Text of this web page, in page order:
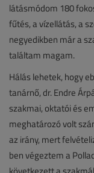
látásmódom 180
fűtés, a vízellátás, a
negyedikben már a
találtam magam.
Hálás lehetek, hogy
tanárnő, dr. Endre
szakmai, oktatói és
meghatározó volt
az irány, mert
ben végeztem a